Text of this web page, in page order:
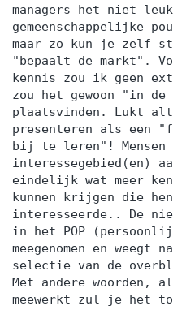
managers het niet
gemeenschappelijke
maar zo kun je zelf
"bepaalt de markt".
kennis zou ik geen
zou het gewoon "in
plaatsvinden. Lukt
presenteren als een
bij te leren"! Mensen
interessegebied(en)
eindelijk wat meer
kunnen krijgen die
interesseerde.. De
in het POP
meegenomen en weegt
selectie van de
Met andere woorden,
meewerkt zul je het